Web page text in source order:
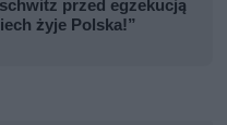
przed egzekucją
żyje Polska!”